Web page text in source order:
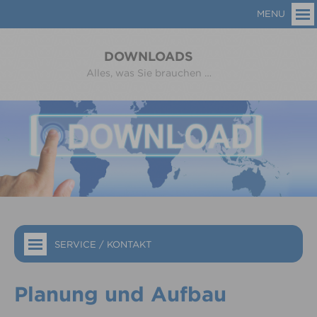
MENU
DOWNLOADS
Alles, was Sie brauchen …
SERVICE / KONTAKT
Planung und Aufbau